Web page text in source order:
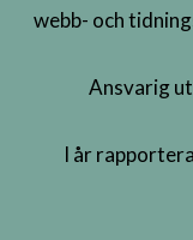
webb- och
Ansvarig
I år